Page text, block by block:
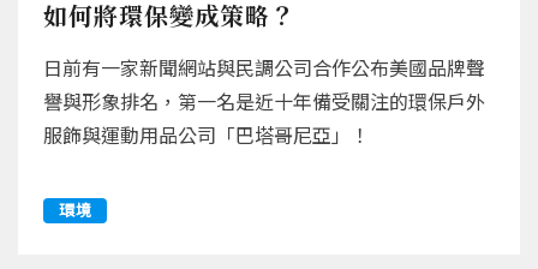
如何將環保變成策略？
日前有一家新聞網站與民調公司合作公布美國品牌聲
譽與形象排名，第一名是近十年備受關注的環保戶外
服飾與運動用品公司「巴塔哥尼亞」！
環境